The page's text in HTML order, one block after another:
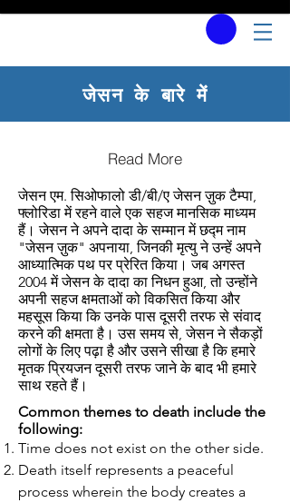
जेसन के बारे में
Read More
जेसन एम. सिओफालो डी/बी/ए जेसन ज़ुक टैम्पा,
फ्लोरिडा में रहने वाले एक सहज मानसिक माध्यम
हैं। जेसन ने अपने दादा के सम्मान में छद्म नाम
"जेसन ज़ुक" अपनाया, जिनकी मृत्यु ने उन्हें अपने
आध्यात्मिक पथ पर प्रेरित किया। जब अगस्त
2004 में जेसन के दादा का निधन हुआ, तो उन्होंने
अपनी सहज क्षमताओं को विकसित किया और
महसूस किया कि उनके पास दूसरी तरफ से संवाद
करने की क्षमता है। उस समय से, जेसन ने सैकड़ों
लोगों के लिए पढ़ा है और उसने सीखा है कि हमारे
मृतक प्रियजन दूसरी तरफ जाने के बाद भी हमारे
साथ रहते हैं।
Common themes to death include the
following:
Time does not exist on the other side.
Death itself represents a peaceful
process wherein the body creates a